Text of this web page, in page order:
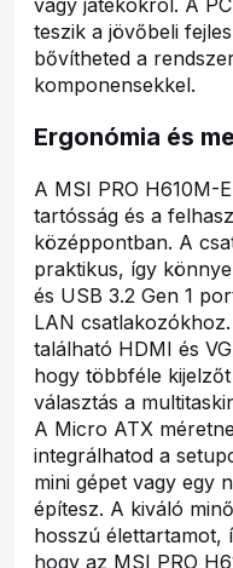
vagy játékokról. A
teszik a jövőbeli
bővítheted a
komponensekkel.
Ergonómia és
A MSI PRO H610M-
tartósság és a
középpontban. A
praktikus, így
és USB 3.2 Gen 1
LAN
található HDMI és
hogy többféle
választás a
A Micro ATX
integrálhatod a
mini gépet vagy egy
építesz. A kiváló
hosszú élettartamot,
hogy az MSI PRO